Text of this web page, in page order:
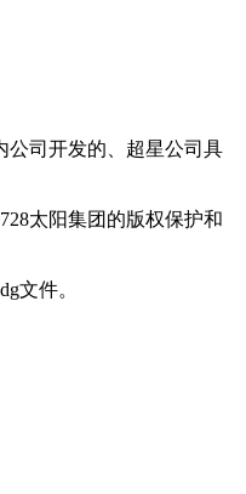
公司开发的、超星公司具
太阳集团的版权保护和
文件。